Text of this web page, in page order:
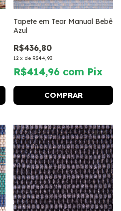
Tapete em Tear Manual Bebê
Azul
R$436,80
12 x de R$44,93
R$414,96 com Pix
COMPRAR
1/6